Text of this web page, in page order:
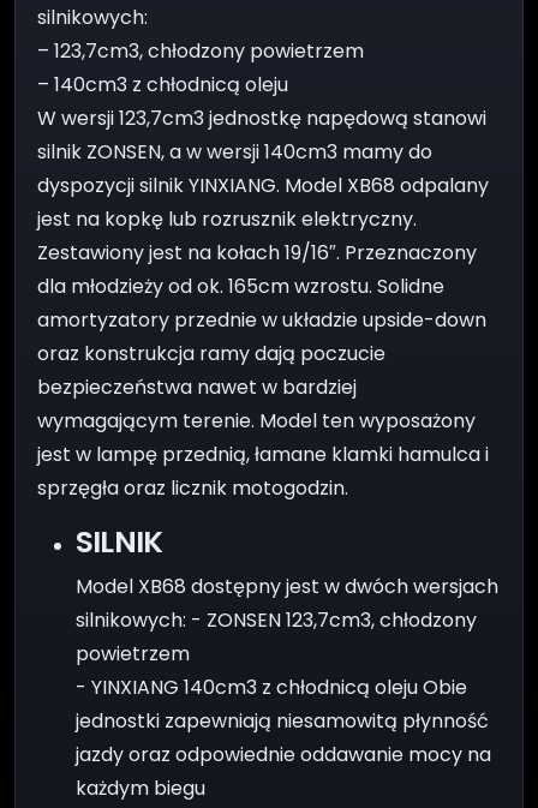
silnikowych:
– 123,7cm3, chłodzony powietrzem
– 140cm3 z chłodnicą oleju
W wersji 123,7cm3 jednostkę napędową stanowi
silnik ZONSEN, a w wersji 140cm3 mamy do
dyspozycji silnik YINXIANG. Model XB68 odpalany
jest na kopkę lub rozrusznik elektryczny.
Zestawiony jest na kołach 19/16″. Przeznaczony
dla młodzieży od ok. 165cm wzrostu. Solidne
amortyzatory przednie w układzie upside-down
oraz konstrukcja ramy dają poczucie
bezpieczeństwa nawet w bardziej
wymagającym terenie. Model ten wyposażony
jest w lampę przednią, łamane klamki hamulca i
sprzęgła oraz licznik motogodzin.
SILNIK
Model XB68 dostępny jest w dwóch wersjach
silnikowych: - ZONSEN 123,7cm3, chłodzony
powietrzem
- YINXIANG 140cm3 z chłodnicą oleju Obie
jednostki zapewniają niesamowitą płynność
jazdy oraz odpowiednie oddawanie mocy na
każdym biegu